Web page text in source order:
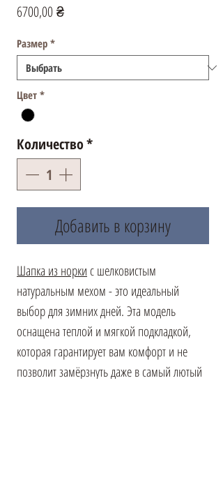
6700,00 ₴Цена
Размер *
Цвет *
Количество*
Добавить в корзину
Шапка из норки с шелковистым
натуральным мехом - это идеальный
выбор для зимних дней. Эта модель
оснащена теплой и мягкой подкладкой,
которая гарантирует вам комфорт и не
позволит замёрзнуть даже в самый лютый